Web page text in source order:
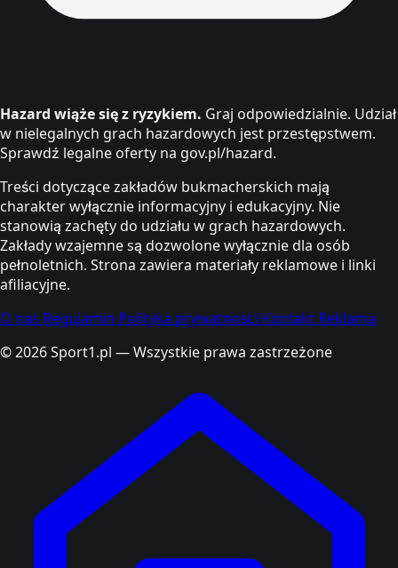
Hazard wiąże się z ryzykiem. Graj odpowiedzialnie. Udział
w nielegalnych grach hazardowych jest przestępstwem.
Sprawdź legalne oferty na gov.pl/hazard.
Treści dotyczące zakładów bukmacherskich mają
charakter wyłącznie informacyjny i edukacyjny. Nie
stanowią zachęty do udziału w grach hazardowych.
Zakłady wzajemne są dozwolone wyłącznie dla osób
pełnoletnich. Strona zawiera materiały reklamowe i linki
afiliacyjne.
O nas Regulamin Polityka prywatności Kontakt Reklama
© 2026 Sport1.pl — Wszystkie prawa zastrzeżone